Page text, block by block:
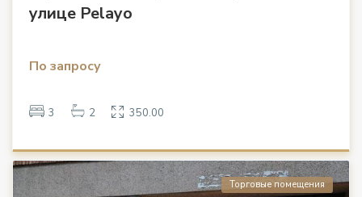
улице Pelayo
По запросу
3 2 350.00
Торговые помещения